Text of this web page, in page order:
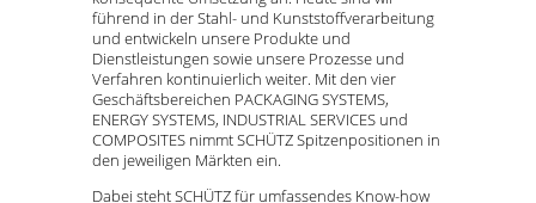
führend in der Stahl- und Kunststoffverarbeitung
und entwickeln unsere Produkte und
Dienstleistungen sowie unsere Prozesse und
Verfahren kontinuierlich weiter. Mit den vier
Geschäftsbereichen PACKAGING SYSTEMS,
ENERGY SYSTEMS, INDUSTRIAL SERVICES und
COMPOSITES nimmt SCHÜTZ Spitzenpositionen in
den jeweiligen Märkten ein.
Dabei steht SCHÜTZ für umfassendes Know-how